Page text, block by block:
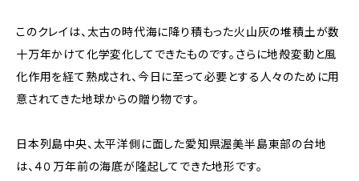
このクレイは、太古の時代海に降り積もった火山灰の堆積土が数
十万年かけて化学変化してできたものです。さらに地殻変動と風
化作用を経て熟成され、今日に至って必要とする人々のために用
意されてきた地球からの贈り物です。
日本列島中央、太平洋側に面した愛知県渥美半島東部の台地
は、４０万年前の海底が隆起してできた地形です。